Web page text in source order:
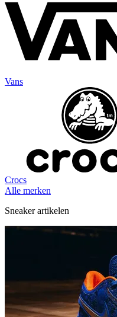
Vans
Crocs
Alle merken
Sneaker artikelen